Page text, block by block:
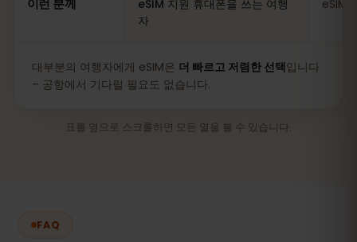
이런 분께
eSIM 지원 휴대폰을 쓰는 여행
자
eSIM
대부분의 여행자에게 eSIM은 더 빠르고 저렴한 선택입니다
– 공항에서 기다릴 필요도 없습니다.
표를 옆으로 스크롤하면 모든 열을 볼 수 있습니다.
FAQ